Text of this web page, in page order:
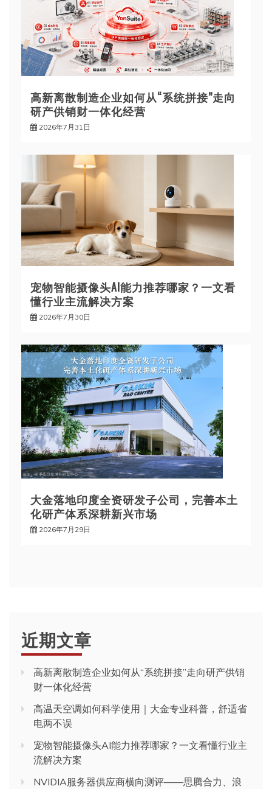
高新离散制造企业如何从“系统拼接”走向
研产供销财一体化经营
2026年7月31日
宠物智能摄像头AI能力推荐哪家？一文看
懂行业主流解决方案
2026年7月30日
大金落地印度全资研发子公司，完善本土
化研产体系深耕新兴市场
2026年7月29日
近期文章
高新离散制造企业如何从“系统拼接”走向研产供销
财一体化经营
高温天空调如何科学使用｜大金专业科普，舒适省
电两不误
宠物智能摄像头AI能力推荐哪家？一文看懂行业主
流解决方案
NVIDIA服务器供应商横向测评——思腾合力、浪